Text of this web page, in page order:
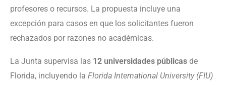
profesores o recursos. La propuesta incluye una
excepción para casos en que los solicitantes fueron
rechazados por razones no académicas.
La Junta supervisa las 12 universidades públicas de
Florida, incluyendo la Florida International University (FIU)